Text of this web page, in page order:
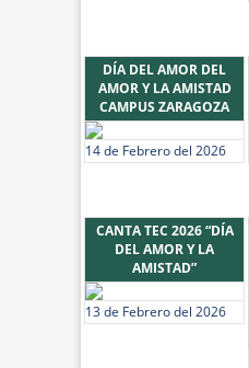
DÍA DEL AMOR DEL
AMOR Y LA AMISTAD
CAMPUS ZARAGOZA
14 de Febrero del 2026
CANTA TEC 2026 “DÍA
DEL AMOR Y LA
AMISTAD”
13 de Febrero del 2026